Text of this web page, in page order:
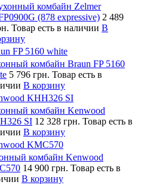
комбайн Zelmer
(878 expressive) 2 489
Товар есть в наличии В
FP 5160 white
комбайн Braun FP 5160
5 796 грн. Товар есть в
В корзину
KHH326 SI
комбайн Kenwood
SI 12 328 грн. Товар есть в
В корзину
KMC570
комбайн Kenwood
14 900 грн. Товар есть в
В корзину